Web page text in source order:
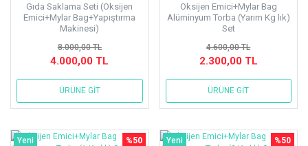
Gıda Saklama Seti (Oksijen
Emici+Mylar Bag+Yapıştırma
Makinesi)
8.000,00 TL
4.000,00 TL
ÜRÜNE GİT
Oksijen Emici+Mylar Bag
Alüminyum Torba (Yarım Kg lık)
Set
4.600,00 TL
2.300,00 TL
ÜRÜNE GİT
%50
Yeni %50
Yeni